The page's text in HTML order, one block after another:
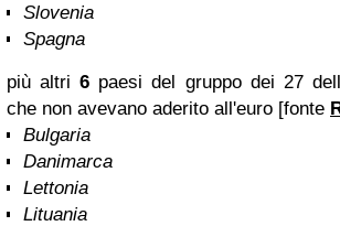
Slovenia
Spagna
più altri6 paesi del gruppo dei 27
che non avevano aderito all'euro [fonte
Bulgaria
Danimarca
Lettonia
Lituania